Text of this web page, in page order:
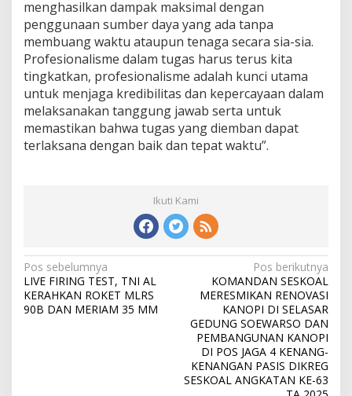
menghasilkan dampak maksimal dengan
penggunaan sumber daya yang ada tanpa
membuang waktu ataupun tenaga secara sia-sia.
Profesionalisme dalam tugas harus terus kita
tingkatkan, profesionalisme adalah kunci utama
untuk menjaga kredibilitas dan kepercayaan dalam
melaksanakan tanggung jawab serta untuk
memastikan bahwa tugas yang diemban dapat
terlaksana dengan baik dan tepat waktu”.
Ikuti Kami
N
a
v
Pos sebelumnya
LIVE FIRING TEST, TNI AL
KERAHKAN ROKET MLRS
90B DAN MERIAM 35 MM
Pos berikutnya
KOMANDAN SESKOAL
MERESMIKAN RENOVASI
KANOPI DI SELASAR
GEDUNG SOEWARSO DAN
PEMBANGUNAN KANOPI
DI POS JAGA 4 KENANG-
KENANGAN PASIS DIKREG
SESKOAL ANGKATAN KE-63